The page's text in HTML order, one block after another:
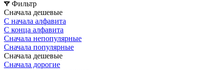
Фильтр
Сначала дешевые
С начала алфавита
С конца алфавита
Сначала непопулярные
Сначала популярные
Сначала дешевые
Сначала дорогие